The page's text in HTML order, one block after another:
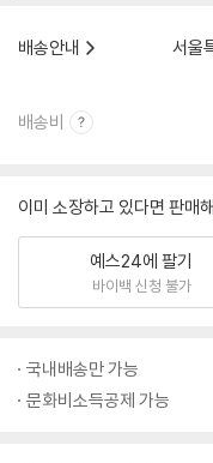
배송안내
서울
배송비
이미 소장하고 있다면 판매
예스24에 팔기
바이백 신청 불가
국내배송만 가능
문화비소득공제 가능